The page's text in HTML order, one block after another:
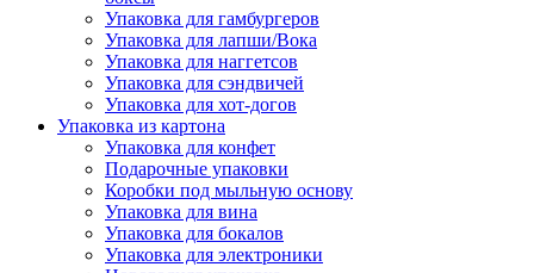
Упаковка для гамбургеров
Упаковка для лапши/Вока
Упаковка для наггетсов
Упаковка для сэндвичей
Упаковка для хот-догов
Упаковка из картона
Упаковка для конфет
Подарочные упаковки
Коробки под мыльную основу
Упаковка для вина
Упаковка для бокалов
Упаковка для электроники